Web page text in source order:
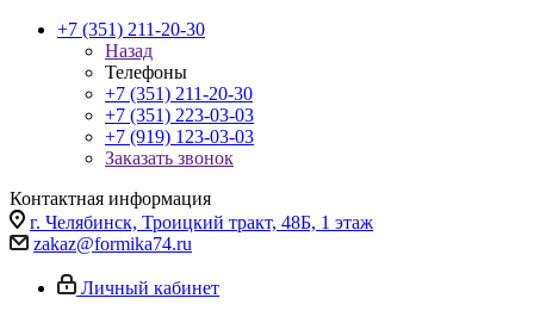
+7 (351) 211-20-30
Назад
Телефоны
+7 (351) 211-20-30
+7 (351) 223-03-03
+7 (919) 123-03-03
Заказать звонок
Контактная информация
г. Челябинск, Троицкий тракт, 48Б, 1 этаж
zakaz@formika74.ru
Личный кабинет